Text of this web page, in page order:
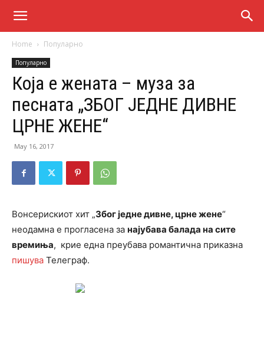
Home Популарно
Популарно
Која е жената – муза за
песната „ЗБОГ ЈЕДНЕ ДИВНЕ
ЦРНЕ ЖЕНЕ“
May 16, 2017
Вонсерискиот хит „Због једне дивне, црне жене“
неодамна е прогласена за најубава балада на сите
времиња, крие една преубава романтична приказна
пишува Телеграф.